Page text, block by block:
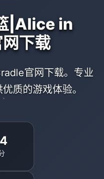
|Alice in
下载
官网下载。专业
质的游戏体验。